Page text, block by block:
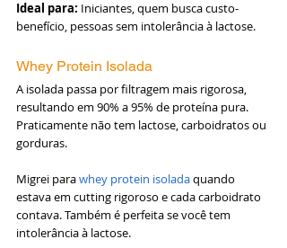
Ideal para: Iniciantes, quem busca custo-
benefício, pessoas sem intolerância à lactose.
Whey Protein Isolada
A isolada passa por filtragem mais rigorosa,
resultando em 90% a 95% de proteína pura.
Praticamente não tem lactose, carboidratos ou
gorduras.
Migrei para whey protein isolada quando
estava em cutting rigoroso e cada carboidrato
contava. Também é perfeita se você tem
intolerância à lactose.